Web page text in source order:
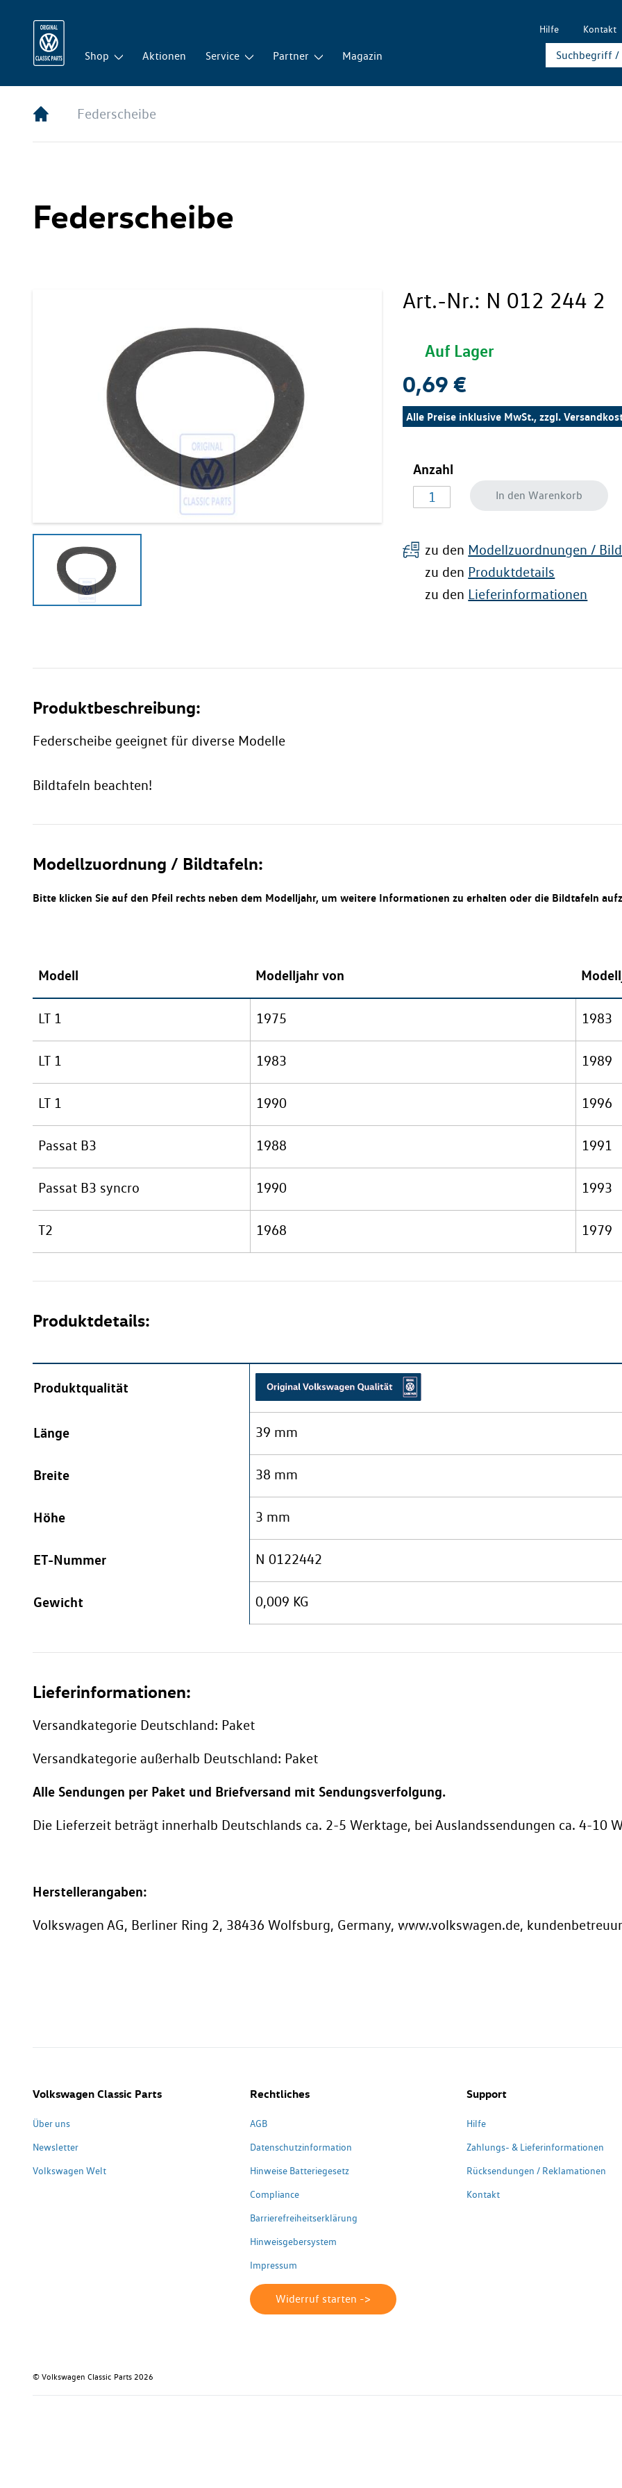
Hilfe Kontakt
Shop Aktionen Service Partner Magazin
Federscheibe
Federscheibe
Art.-Nr.: N 012 244 2
Auf Lager
0,69 €
Alle Preise inklusive MwSt., zzgl.
Anzahl
In den Warenkorb
zu den Modellzuordnungen /
zu den Produktdetails
zu den Lieferinformationen
Produktbeschreibung:
Federscheibe geeignet für diverse Modelle
Bildtafeln beachten!
Modellzuordnung / Bildtafeln:
Bitte klicken Sie auf den Pfeil rechts neben dem Modelljahr, um weitere Informationen zu erhalten oder die Bildtafeln
Modell Modelljahr von
LT 1 1975 1983
LT 1 1983 1989
LT 1 1990 1996
Passat B3 1988 1991
Passat B3 syncro 1990 1993
T2 1968 1979
Produktdetails:
Produktqualität
Länge 39 mm
Breite 38 mm
Höhe 3 mm
ET-Nummer N 0122442
Gewicht 0,009 KG
Lieferinformationen:
Versandkategorie Deutschland: Paket
Versandkategorie außerhalb Deutschland: Paket
Alle Sendungen per Paket und Briefversand mit Sendungsverfolgung.
Die Lieferzeit beträgt innerhalb Deutschlands ca. 2-5 Werktage, bei Auslandssendungen ca. 4-10
Herstellerangaben:
Volkswagen AG, Berliner Ring 2, 38436 Wolfsburg, Germany, www.volkswagen.de,
Volkswagen Classic Parts
Über uns
Newsletter
Volkswagen Welt
Rechtliches
AGB
Datenschutzinformation
Hinweise Batteriegesetz
Compliance
Barrierefreiheitserklärung
Hinweisgebersystem
Impressum
Widerruf starten ->
Support
Hilfe
Zahlungs- & Lieferinformationen
Rücksendungen / Reklamationen
Kontakt
© Volkswagen Classic Parts 2026